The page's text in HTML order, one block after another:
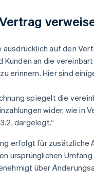
ausdrücklich auf den
Kunden an die
erinnern. Hier sind
spiegelt die
wider, wie in
dargelegt.“
erfolgt für zusätzliche
ursprünglichen
über